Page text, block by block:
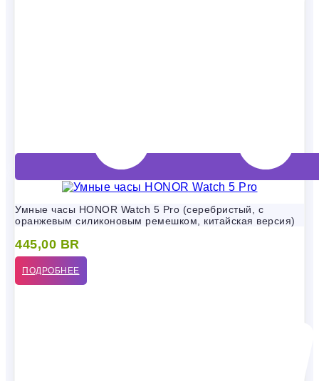
Умные часы HONOR Watch 5 Pro (серебристый, с
оранжевым силиконовым ремешком, китайская версия)
445,00 BR
ПОДРОБНЕЕ